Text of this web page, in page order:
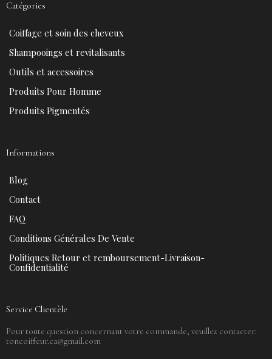
b
o
o
k
e
e
s
t
b
e r
a
Catégories
Coiffage et soin des cheveux
Shampooings et revitalisants
Outils et accessoires
Produits Pour Homme
Produits Pigmentés
Informations
Blog
Contact
FAQ
Conditions Générales De Vente
Politiques Retour et remboursement-Livraison-
Confidentialité
Service Clientèle
Pour toute question concernant votre commande, veuillez contacter:
toncoiffeur.ca@gmail.com